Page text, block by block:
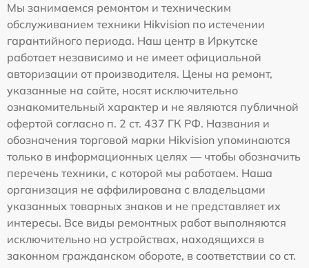
Мы занимаемся ремонтом и техническим
обслуживанием техники Hikvision по истечении
гарантийного периода. Наш центр в Иркутске
работает независимо и не имеет официальной
авторизации от производителя. Цены на ремонт,
указанные на сайте, носят исключительно
ознакомительный характер и не являются публичной
офертой согласно п. 2 ст. 437 ГК РФ. Названия и
обозначения торговой марки Hikvision упоминаются
только в информационных целях — чтобы обозначить
перечень техники, с которой мы работаем. Наша
организация не аффилирована с владельцами
указанных товарных знаков и не представляет их
интересы. Все виды ремонтных работ выполняются
исключительно на устройствах, находящихся в
законном гражданском обороте, в соответствии со ст.